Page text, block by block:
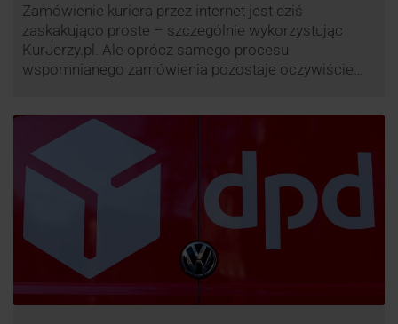
Zamówienie kuriera przez internet jest dziś
zaskakująco proste – szczególnie wykorzystując
KurJerzy.pl. Ale oprócz samego procesu
wspomnianego zamówienia pozostaje oczywiście
nadchodzi czas na wyjątkowo ciekawą historię tego,
co zrobił pewien kurier DPD.